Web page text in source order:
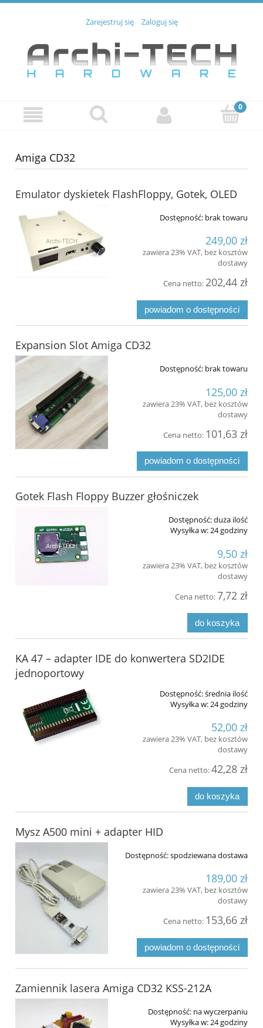
Zarejestruj się Zaloguj się
Amiga CD32
Emulator dyskietek FlashFloppy, Gotek, OLED
Dostępność: brak towaru
249,00 zł
zawiera 23% VAT, bez kosztów
dostawy
Cena netto: 202,44 zł
powiadom o dostępności
Expansion Slot Amiga CD32
Dostępność: brak towaru
125,00 zł
zawiera 23% VAT, bez kosztów
dostawy
Cena netto: 101,63 zł
powiadom o dostępności
Gotek Flash Floppy Buzzer głośniczek
Dostępność:duża ilość
Wysyłka w:24 godziny
9,50 zł
zawiera 23% VAT, bez kosztów
dostawy
Cena netto:7,72 zł
do koszyka
KA 47 – adapter IDE do konwertera SD2IDE
jednoportowy
Dostępność:średnia ilość
Wysyłka w:24 godziny
52,00 zł
zawiera 23% VAT, bez kosztów
dostawy
Cena netto:42,28 zł
do koszyka
Mysz A500 mini + adapter HID
Dostępność:spodziewana dostawa
189,00 zł
zawiera 23% VAT, bez kosztów
dostawy
Cena netto: 153,66 zł
powiadom o dostępności
Zamiennik lasera Amiga CD32 KSS-212A
Dostępność: na wyczerpaniu
Wysyłka w:24 godziny